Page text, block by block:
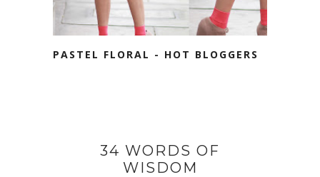
PASTEL FLORAL - HOT BLOGGERS
34 WORDS OF
WISDOM